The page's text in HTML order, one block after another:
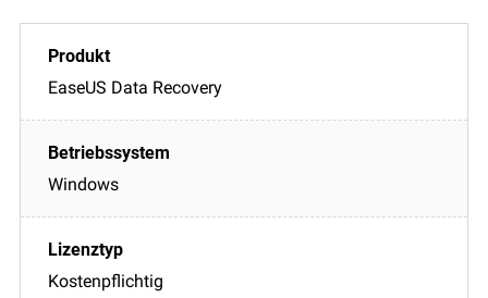
EaseUS Data Recovery
Windows
Kostenpflichtig